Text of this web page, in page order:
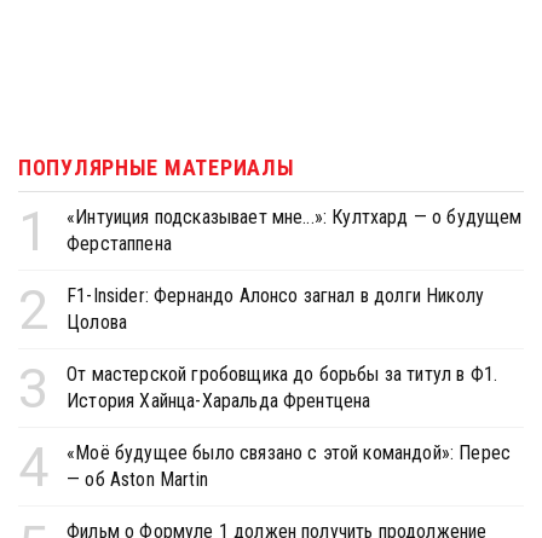
ПОПУЛЯРНЫЕ МАТЕРИАЛЫ
1
«Интуиция подсказывает мне...»: Култхард — о будущем
Ферстаппена
2
F1-Insider: Фернандо Алонсо загнал в долги Николу
Цолова
3
От мастерской гробовщика до борьбы за титул в Ф1.
История Хайнца-Харальда Френтцена
4
«Моё будущее было связано с этой командой»: Перес
— об Aston Martin
Фильм о Формуле 1 должен получить продолжение